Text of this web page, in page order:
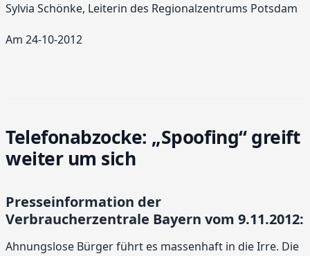
Sylvia Schönke, Leiterin des Regionalzentrums Potsdam
Am 24-10-2012
Telefonabzocke: „Spoofing“ greift
weiter um sich
Presseinformation der
Verbraucherzentrale Bayern vom 9.11.2012:
Ahnungslose Bürger führt es massenhaft in die Irre. Die